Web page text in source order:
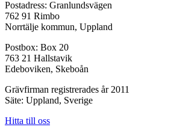
Postadress: Granlundsvägen
762 91 Rimbo
Norrtälje kommun, Uppland
Postbox: Box 20
763 21 Hallstavik
Edeboviken, Skeboån
Grävfirman registrerades år 2011
Säte: Uppland, Sverige
Hitta till oss